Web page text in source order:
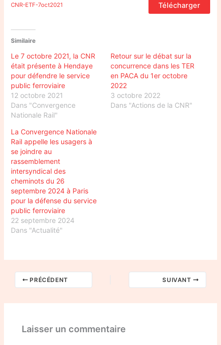
CNR-ETF-7oct2021 Télécharger
Similaire
Le 7 octobre 2021, la CNR
était présente à Hendaye
pour défendre le service
public ferroviaire
12 octobre 2021
Dans "Convergence
Nationale Rail"
Retour sur le débat sur la
concurrence dans les TER
en PACA du 1er octobre
2022
3 octobre 2022
Dans "Actions de la CNR"
La Convergence Nationale
Rail appelle les usagers à
se joindre au
rassemblement
intersyndical des
cheminots du 26
septembre 2024 à Paris
pour la défense du service
public ferroviaire
22 septembre 2024
Dans "Actualité"
PRÉCÉDENT SUIVANT
Laisser un commentaire